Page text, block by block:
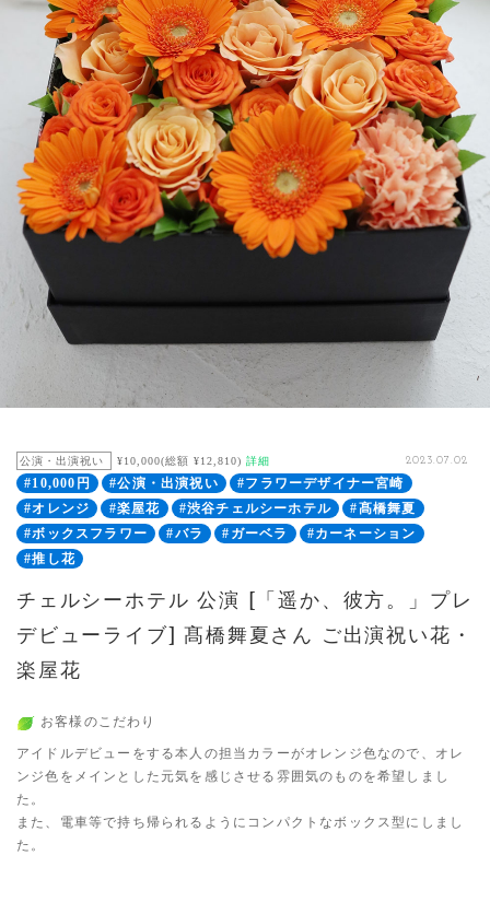
公演・出演祝い ¥10,000(総額 ¥12,810) 詳細 2023.07.02
#10,000円 #公演・出演祝い
#フラワーデザイナー宮崎
#オレンジ
#楽屋花 #渋谷チェルシーホテル
#髙橋舞夏
#ボックスフラワー
#バラ #ガーベラ
#カーネーション
#推し花
チェルシーホテル 公演 [「遥か、彼方。」プレ
デビューライブ] 髙橋舞夏さん ご出演祝い花・
楽屋花
お客様のこだわり
アイドルデビューをする本人の担当カラーがオレンジ色なので、オレ
ンジ色をメインとした元気を感じさせる雰囲気のものを希望しまし
た。
また、電車等で持ち帰られるようにコンパクトなボックス型にしまし
た。